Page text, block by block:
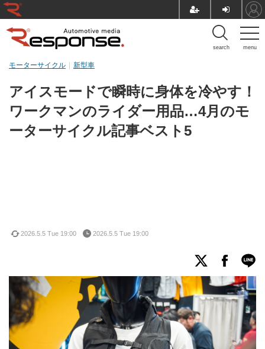
menu
search
アイスモードで瞬時に身体を冷やす！
ワークマンのライダー用品…4月のモ
ーターサイクル記事ベスト5
モーターサイクル 新型車
2026.5.5 Tue 19:00 2026.5.5 Tue 19:00